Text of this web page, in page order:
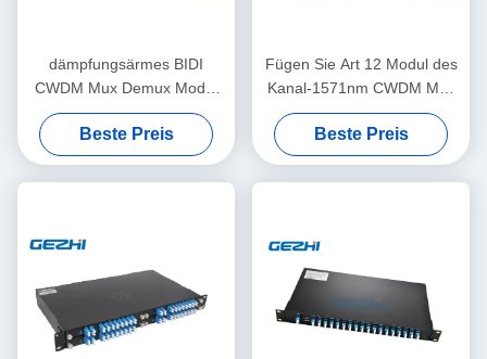
dämpfungsärmes BIDI
CWDM Mux Demux Modul
18CH 1610nm
Beste Preis
Fügen Sie Art 12 Modul des
Kanal-1571nm CWDM Mux
ein
Beste Preis